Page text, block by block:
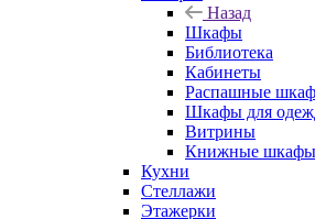
Назад
Шкафы
Библиотека
Кабинеты
Распашные
Шкафы для
Витрины
Книжные шкафы
Кухни
Стеллажи
Этажерки